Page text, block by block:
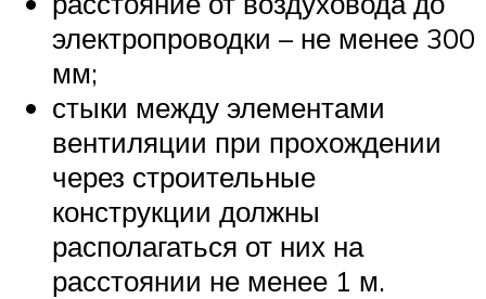
электропроводки – не менее 300
мм;
стыки между элементами
вентиляции при прохождении
через строительные
конструкции должны
располагаться от них на
расстоянии не менее 1 м.